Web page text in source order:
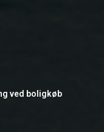
ved boligkøb